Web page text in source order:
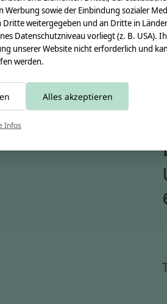
sowie der Einbindung sozialer
weitergegeben und an Dritte in
Datenschutzniveau vorliegt (z. B. USA).
unserer Website nicht erforderlich und
werden.
Alles akzeptieren
Infos